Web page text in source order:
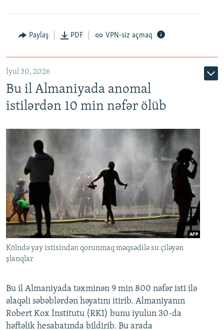
Paylaş PDF VPN-siz açmaq
İyul 30, 2026
Bu il Almaniyada anomal
istilərdən 10 min nəfər ölüb
Kölndə yay istisindən qorunmaq məqsədilə su çiləyən
şlanqlar
Bu il Almaniyada təxminən 9 min 800 nəfər isti ilə
əlaqəli səbəblərdən həyatını itirib. Almaniyanın
Robert Kox İnstitutu (RKI) bunu iyulun 30-da
həftəlik hesabatında bildirib. Bu arada